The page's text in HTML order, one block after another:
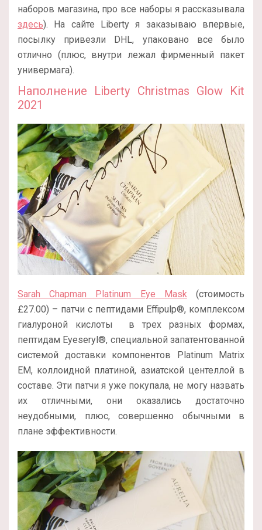
наборов магазина, про все наборы я рассказывала
здесь). На сайте Liberty я заказываю впервые,
посылку привезли DHL, упаковано все было
отлично (плюс, внутри лежал фирменный пакет
универмага).
Наполнение Liberty Christmas Glow Kit
2021
Sarah Chapman Platinum Eye Mask(стоимость
£27.00) – патчи с пептидами Effipulp®, комплексом
гиалуроной кислоты в трех разных формах,
пептидам Eyeseryl®, специальной запатентованной
системой доставки компонентов Platinum Matrix
EM, коллоидной платиной, азиатской центеллой в
составе. Эти патчи я уже покупала, не могу назвать
их отличными, они оказались достаточно
неудобными, плюс, совершенно обычными в
плане эффективности.